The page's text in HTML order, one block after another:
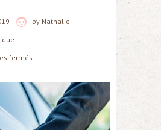
by Nathalie
fermés